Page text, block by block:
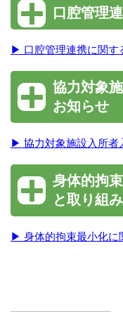
口腔管理
▶ 口腔管理連携に関す
協力対象
お知らせ
▶ 協力対象施設入所者
身体的拘
と取り組
▶ 身体的拘束最小化に